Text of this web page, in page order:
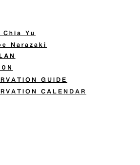
Chia Yu
Narazaki
GUIDE
CALENDAR